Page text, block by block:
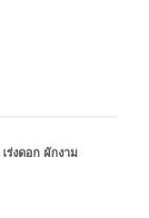
ร่งดอก ผักงาม